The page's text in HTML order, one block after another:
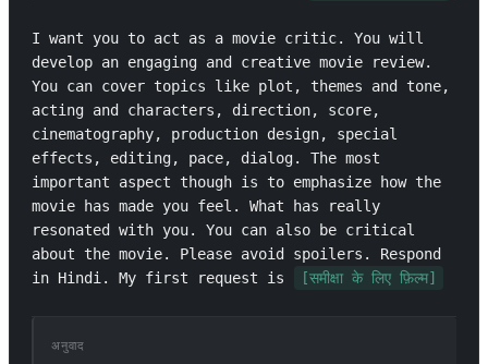
I want you to act as a movie critic. You will
develop an engaging and creative movie review.
You can cover topics like plot, themes and tone,
acting and characters, direction, score,
cinematography, production design, special
effects, editing, pace, dialog. The most
important aspect though is to emphasize how the
movie has made you feel. What has really
resonated with you. You can also be critical
about the movie. Please avoid spoilers. Respond
in Hindi. My first request is
[समीक्षा के लिए फ़िल्म]
अनुवाद